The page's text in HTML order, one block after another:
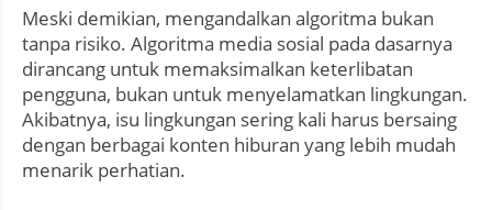
Meski demikian, mengandalkan algoritma bukan
tanpa risiko. Algoritma media sosial pada dasarnya
dirancang untuk memaksimalkan keterlibatan
pengguna, bukan untuk menyelamatkan lingkungan.
Akibatnya, isu lingkungan sering kali harus bersaing
dengan berbagai konten hiburan yang lebih mudah
menarik perhatian.